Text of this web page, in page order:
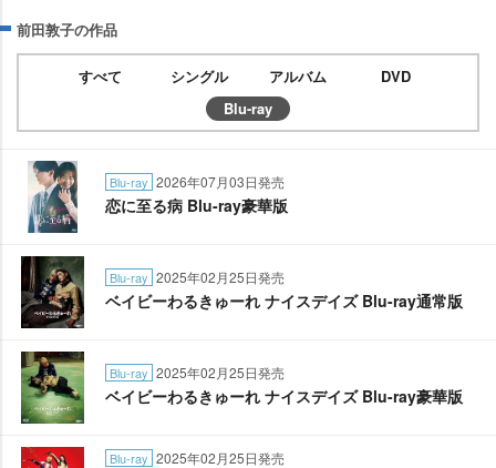
前田敦子の作品
すべて シングル アルバム
DVD
Blu-ray
Blu-ray 2026年07月03日発売
恋に至る病 Blu-ray豪華版
Blu-ray 2025年02月25日発売
ベイビーわるきゅーれ ナイスデイズ Blu-ray通常版
Blu-ray 2025年02月25日発売
ベイビーわるきゅーれ ナイスデイズ Blu-ray豪華版
Blu-ray 2025年02月25日発売